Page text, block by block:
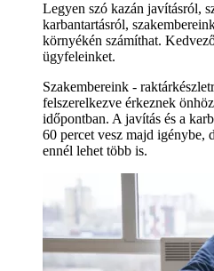
Legyen szó kazán javításról,
karbantartásról,
környékén számíthat.
ügyfeleinket.
Szakembereink -
felszerelkezve érkeznek
időpontban. A javítás és a
60 percet vesz majd igénybe,
ennél lehet több is.